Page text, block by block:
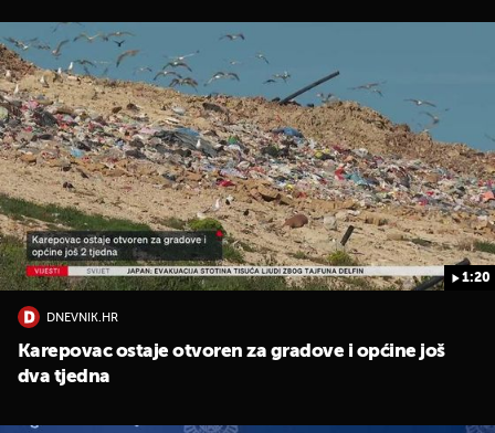
1:20
DNEVNIK.HR
Karepovac ostaje otvoren za gradove i općine još
dva tjedna